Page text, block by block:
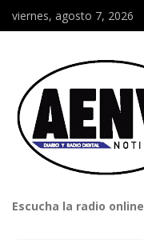
viernes, agosto 7, 2026
Escucha la radio online